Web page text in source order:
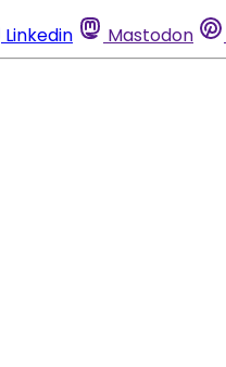
Linkedin Mastodon